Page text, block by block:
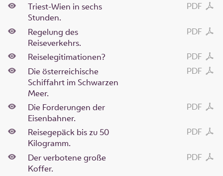
PDF
Triest-Wien in sechs
Stunden.
PDF
Regelung des
Reiseverkehrs.
PDF
Reiselegitimationen?
PDF
Die österreichische
Schiffahrt im Schwarzen
Meer.
PDF
Die Forderungen der
Eisenbahner.
PDF
Reisegepäck bis zu 50
Kilogramm.
PDF
Der verbotene große
Koffer.